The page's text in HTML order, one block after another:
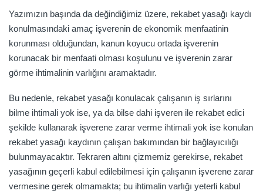
Yazımızın başında da değindiğimiz üzere, rekabet yasağı kaydı
konulmasındaki amaç işverenin de ekonomik menfaatinin
korunması olduğundan, kanun koyucu ortada işverenin
korunacak bir menfaati olması koşulunu ve işverenin zarar
görme ihtimalinin varlığını aramaktadır.
Bu nedenle, rekabet yasağı konulacak çalışanın iş sırlarını
bilme ihtimali yok ise, ya da bilse dahi işveren ile rekabet edici
şekilde kullanarak işverene zarar verme ihtimali yok ise konulan
rekabet yasağı kaydının çalışan bakımından bir bağlayıcılığı
bulunmayacaktır. Tekraren altını çizmemiz gerekirse, rekabet
yasağının geçerli kabul edilebilmesi için çalışanın işverene zarar
vermesine gerek olmamakta; bu ihtimalin varlığı yeterli kabul